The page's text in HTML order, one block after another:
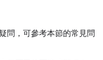
問，可參考本節的常見問